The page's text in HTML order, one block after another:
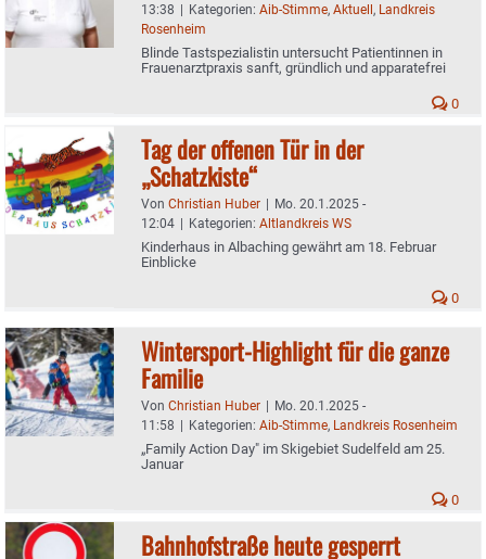
13:38 | Kategorien: Aib-Stimme, Aktuell, Landkreis
Rosenheim
Blinde Tastspezialistin untersucht Patientinnen in
Frauenarztpraxis sanft, gründlich und apparatefrei
0
Tag der offenen Tür in der
„Schatzkiste“
Von Christian Huber | Mo. 20.1.2025 -
12:04 | Kategorien: Altlandkreis WS
Kinderhaus in Albaching gewährt am 18. Februar
Einblicke
0
Wintersport-Highlight für die ganze
Familie
Von Christian Huber | Mo. 20.1.2025 -
11:58 | Kategorien: Aib-Stimme, Landkreis Rosenheim
„Family Action Day" im Skigebiet Sudelfeld am 25.
Januar
0
Bahnhofstraße heute gesperrt